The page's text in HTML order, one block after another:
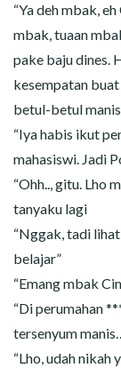
“Ya deh mbak,
mbak, tuaan
pake baju dines.
kesempatan
betul-betul
“Iya habis ikut
mahasiswi. Jadi
“Ohh.., gitu. Lho
tanyaku lagi
“Nggak, tadi
belajar”
“Emang mbak
“Di perumahan
tersenyum
“Lho, udah nikah